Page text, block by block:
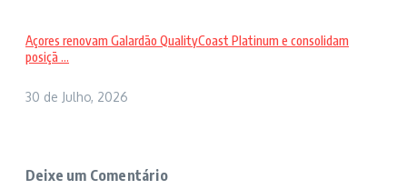
Açores renovam Galardão QualityCoast Platinum e consolidam
posiçã ...
30 de Julho, 2026
Deixe um Comentário